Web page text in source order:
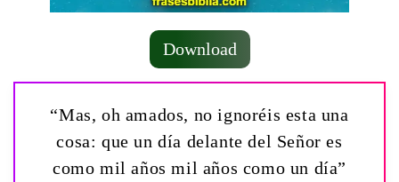
Download
“Mas, oh amados, no ignoréis esta una
cosa: que un día delante del Señor es
como mil años mil años como un día”